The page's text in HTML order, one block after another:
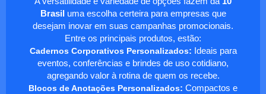
Brasil uma escolha certeira para empresas que
desejam inovar em suas campanhas promocionais.
Entre os principais produtos, estão:
Cadernos Corporativos Personalizados: Ideais para
eventos, conferências e brindes de uso cotidiano,
agregando valor à rotina de quem os recebe.
Blocos de Anotações Personalizados: Compactos e